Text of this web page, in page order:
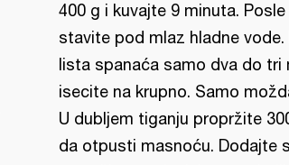
400 g i kuvajte 9 minuta.
stavite pod mlaz hladne vode.
lista spanaća samo dva do tri
isecite na krupno. Samo
U dubljem tiganju propržite
da otpusti masnoću. Dodajte